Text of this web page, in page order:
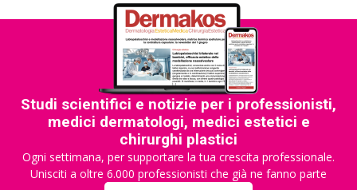
Studi scientifici e notizie per i professionisti,
medici dermatologi, medici estetici e
chirurghi plastici
Ogni settimana, per supportare la tua crescita professionale.
Unisciti a oltre 6.000 professionisti che già ne fanno parte